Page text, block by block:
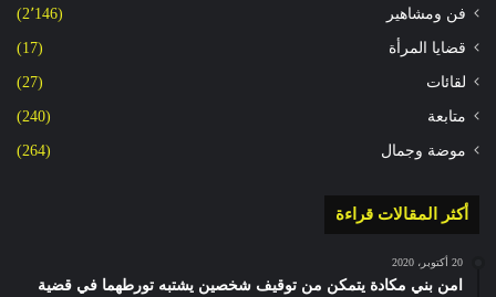
فن ومشاهير (2٬146)
قضايا المرأة (17)
لقائات (27)
متابعة (240)
موضة وجمال (264)
أكثر المقالات قراءة
20 أكتوبر، 2020
امن بني مكادة يتمكن من توقيف شخصين يشتبه تورطهما في قضية